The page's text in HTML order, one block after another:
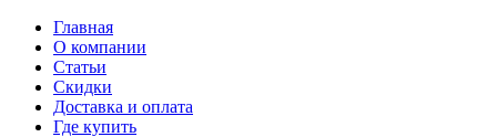
Главная
О компании
Статьи
Скидки
Доставка и оплата
Где купить